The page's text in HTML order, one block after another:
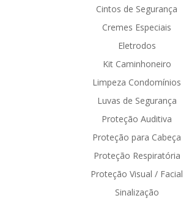
Cintos de Segurança
Cremes Especiais
Eletrodos
Kit Caminhoneiro
Limpeza Condomínios
Luvas de Segurança
Proteção Auditiva
Proteção para Cabeça
Proteção Respiratória
Proteção Visual / Facial
Sinalização